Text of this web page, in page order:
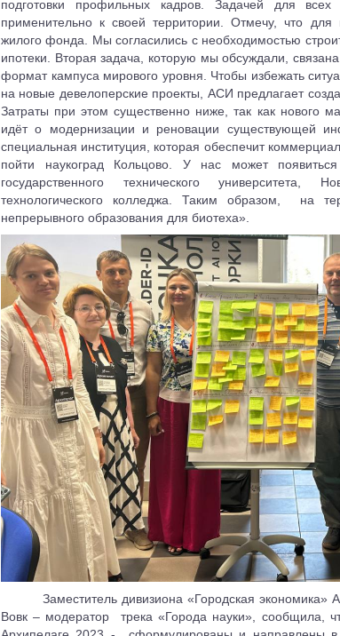
подготовки профильных кадров. Задачей для всех
применительно к своей территории. Отмечу, что
жилого фонда. Мы согласились с необходимостью
ипотеки. Вторая задача, которую мы обсуждали,
формат кампуса мирового уровня. Чтобы избежать
на новые девелоперские проекты, АСИ предлагает
Затраты при этом существенно ниже, так как нового
идёт о модернизации и реновации существующей
специальная институция, которая обеспечит
пойти наукоград Кольцово. У нас может
государственного технического университета,
технологического колледжа. Таким образом,
на
непрерывного образования для биотеха».
Заместитель дивизиона «Городская экономика»
Вовк – модератор
трека «Города науки», сообщила,